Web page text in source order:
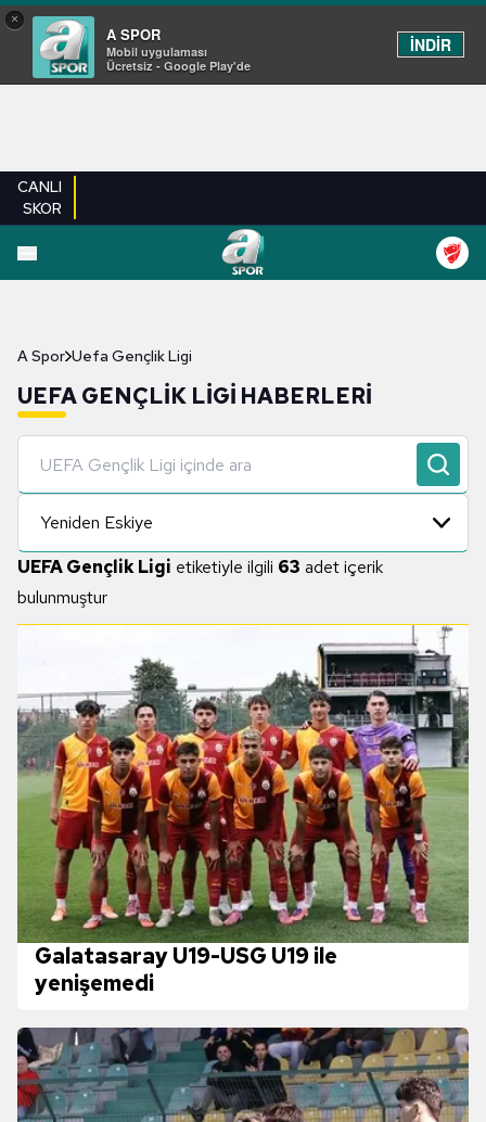
×
A SPOR
Mobil uygulaması
Ücretsiz - Google Play'de
İNDİR
CANLI
SKOR
A Spor Uefa Gençlik Ligi
UEFA GENÇLIK LIGI HABERLERI
Yeniden Eskiye
UEFA Gençlik Ligi etiketiyle ilgili 63 adet içerik
bulunmuştur
Galatasaray U19-USG U19 ile
yenişemedi